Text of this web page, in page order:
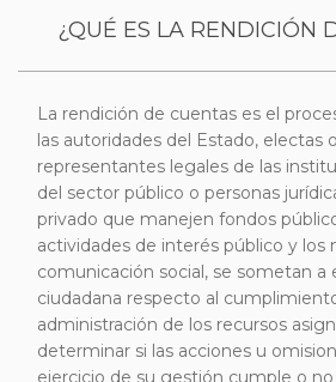
¿QUÉ ES LA RENDICIÓN
La rendición de cuentas es el
las autoridades del Estado, electas
representantes legales de las
del sector público o personas
privado que manejen fondos
actividades de interés público y los
comunicación social, se sometan a
ciudadana respecto al
administración de los recursos
determinar si las acciones u
ejercicio de su gestión cumple o